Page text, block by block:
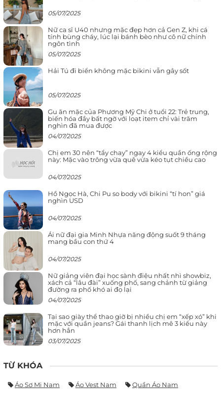
05/07/2025
Nữ ca sĩ U40 nhưng mặc đẹp hơn cả Gen Z, khi cá
tính bùng cháy, lúc lại bánh bèo như cô nữ chính
ngôn tình
05/07/2025
Hải Tú đi biển không mặc bikini vẫn gây sốt
05/07/2025
Gu ăn mặc của Phương Mỹ Chi ở tuổi 22: Trẻ trung,
biến hóa đầy bất ngờ với loạt item chỉ vài trăm
nghìn đã mua được
04/07/2025
Chị em 30 nên “tẩy chay” ngay 4 kiểu quần ống rộng
này: Mặc vào trông vừa quê vừa kéo tụt chiều cao
04/07/2025
Hồ Ngọc Hà, Chi Pu so body với bikini “tí hon” giá
nghìn USD
04/07/2025
Ái nữ đại gia Minh Nhựa năng động suốt 9 tháng
mang bầu con thứ 4
04/07/2025
Nữ giảng viên đại học sành điệu nhất nhì showbiz,
xách cả “lâu đài” xuống phố, sang chảnh từ giảng
đường ra phố khó ai đọ lại
04/07/2025
Tại sao giày thể thao giờ bị nhiều chị em “xếp xó” khi
mặc với quần jeans? Gái thanh lịch mê 3 kiểu này
hơn hẳn
03/07/2025
TỪ KHÓA
Áo Sơ Mi Nam Áo Vest Nam Quần Áo Nam